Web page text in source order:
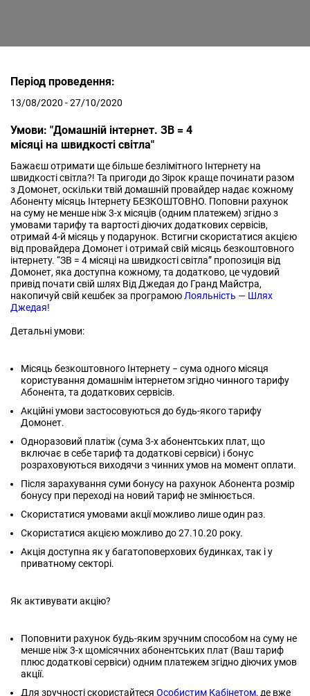
Період проведення:
13/08/2020 - 27/10/2020
Умови: "Домашній інтернет. ЗВ = 4
місяці на швидкості світла"
Бажаєш отримати ще більше безлімітного Інтернету на
швидкості світла?! Та пригоди до Зірок краще починати разом
з Домонет, оскільки твій домашній провайдер надає кожному
Абоненту місяць Інтернету БЕЗКОШТОВНО. Поповни рахунок
на суму не менше ніж 3-х місяців (одним платежем) згідно з
умовами тарифу та вартості діючих додаткових сервісів,
отримай 4-й місяць у подарунок. Встигни скористатися акцією
від провайдера Домонет і отримай свій місяць безкоштовного
інтернету. “ЗВ = 4 місяці на швидкості світла” пропозиція від
Домонет, яка доступна кожному, та додатково, це чудовий
привід почати свій шлях Від Джедая до Гранд Майстра,
накопичуй свій кешбек за програмою Лояльність — Шлях
Джедая!
Детальні умови:
Місяць безкоштовного Інтернету − сума одного місяця
користування домашнім інтернетом згідно чинного тарифу
Абонента, та додаткових сервісів.
Акційні умови застосовуються до будь-якого тарифу
Домонет.
Одноразовий платіж (сума 3-х абонентських плат, що
включає в себе тариф та додаткові сервіси) і бонус
розраховуються виходячи з чинних умов на момент оплати.
Після зарахування суми бонусу на рахунок Абонента розмір
бонусу при переході на новий тариф не змінюється.
Скористатися умовами акції можливо лише один раз.
Скористатися акцією можливо до 27.10.20 року.
Акція доступна як у багатоповерхових будинках, так і у
приватному секторі.
Як активувати акцію?
Поповнити рахунок будь-яким зручним способом на суму не
менше ніж 3-х щомісячних абонентських плат (Ваш тариф
плюс додаткові сервіси) одним платежем згідно діючих умов
акції.
Для зручності скористайтеся Особистим Кабінетом, де вже